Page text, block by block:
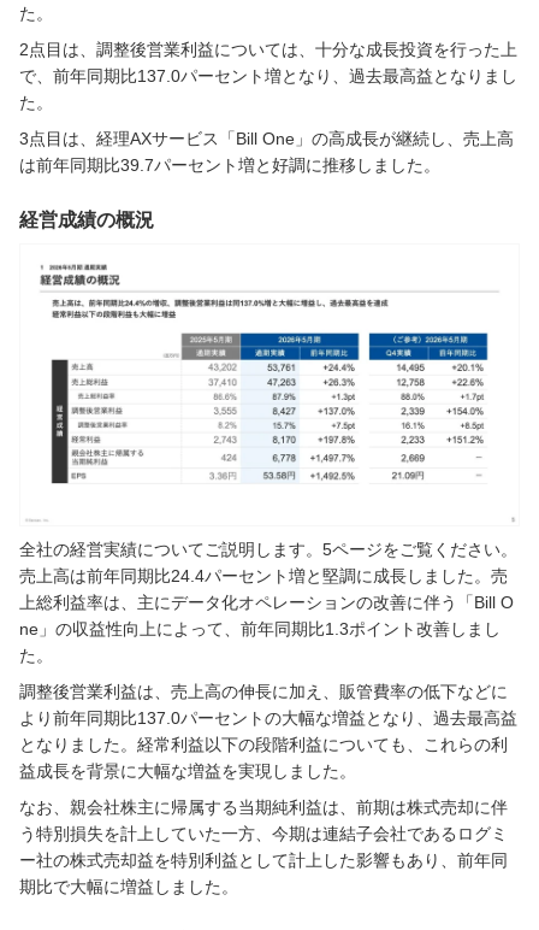
た。
2点目は、調整後営業利益については、十分な成長投資を行った上
で、前年同期比137.0パーセント増となり、過去最高益となりまし
た。
3点目は、経理AXサービス「Bill One」の高成長が継続し、売上高
は前年同期比39.7パーセント増と好調に推移しました。
経営成績の概況
全社の経営実績についてご説明します。5ページをご覧ください。
売上高は前年同期比24.4パーセント増と堅調に成長しました。売
上総利益率は、主にデータ化オペレーションの改善に伴う「Bill O
ne」の収益性向上によって、前年同期比1.3ポイント改善しまし
た。
調整後営業利益は、売上高の伸長に加え、販管費率の低下などに
より前年同期比137.0パーセントの大幅な増益となり、過去最高益
となりました。経常利益以下の段階利益についても、これらの利
益成長を背景に大幅な増益を実現しました。
なお、親会社株主に帰属する当期純利益は、前期は株式売却に伴
う特別損失を計上していた一方、今期は連結子会社であるログミ
ー社の株式売却益を特別利益として計上した影響もあり、前年同
期比で大幅に増益しました。